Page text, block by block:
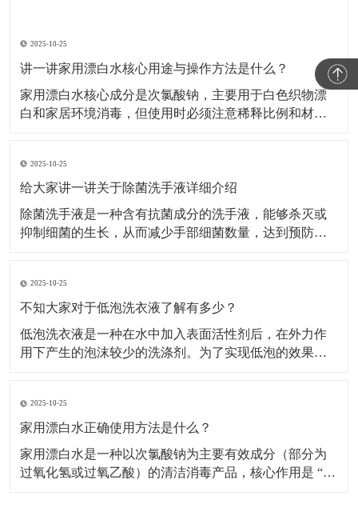
2025-10-25
讲一讲家用漂白水核心用途与操作方法是什么？
家用漂白水核心成分是次氯酸钠，主要用于白色织物漂
白和家居环境消毒，但使用时必须注意稀释比例和材质
家用漂白水的应用需严格区分场景，不同用途的稀释比
例和操作步骤差异较大。白色衣物漂白适用范围：仅用
于白色棉、
2025-10-25
给大家讲一讲关于除菌洗手液详细介绍
除菌洗手液是一种含有抗菌成分的洗手液，能够杀灭或
抑制细菌的生长，从而减少手部细菌数量，达到预防疾
润皮肤，同时将油脂污垢乳化，使其从皮肤上脱落下
来，被水冲走。增稠剂：常用的有无机盐等，能使洗手
液保持合适的
2025-10-25
不知大家对于低泡洗衣液了解有多少？
低泡洗衣液是一种在水中加入表面活性剂后，在外力作
用下产生的泡沫较少的洗涤剂。​为了实现低泡的效果，
主要组成成分，这些成分在保证去污力的同时，能有效
控制泡沫的产生。特点低泡易漂洗：低泡洗衣液
2025-10-25
家用漂白水正确使用方法是什么？
家用漂白水是一种以次氯酸钠为主要有效成分（部分为
过氧化氢或过氧乙酸）的清洁消毒产品，核心作用是 “去